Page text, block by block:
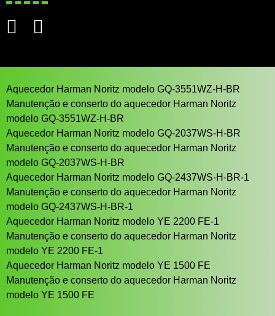
Aquecedor Harman Noritz modelo GQ-3551WZ-H-BR
Manutenção e conserto do aquecedor Harman Noritz
modelo GQ-3551WZ-H-BR
Aquecedor Harman Noritz modelo GQ-2037WS-H-BR
Manutenção e conserto do aquecedor Harman Noritz
modelo GQ-2037WS-H-BR
Aquecedor Harman Noritz modelo GQ-2437WS-H-BR-1
Manutenção e conserto do aquecedor Harman Noritz
modelo GQ-2437WS-H-BR-1
Aquecedor Harman Noritz modelo YE 2200 FE-1
Manutenção e conserto do aquecedor Harman Noritz
modelo YE 2200 FE-1
Aquecedor Harman Noritz modelo YE 1500 FE
Manutenção e conserto do aquecedor Harman Noritz
modelo YE 1500 FE